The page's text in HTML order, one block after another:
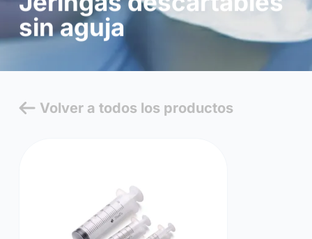
sin aguja
Volver a todos los productos